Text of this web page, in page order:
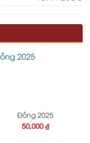
Đồng 2025
50,000 ₫